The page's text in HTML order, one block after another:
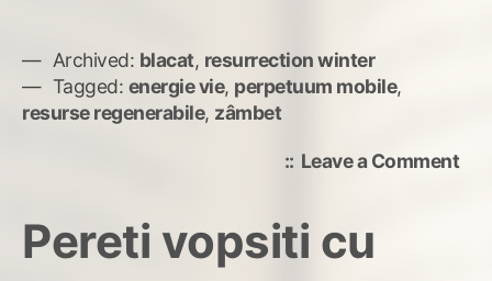
Archived: blacat, resurrection winter
Tagged: energie vie, perpetuum mobile,
resurse regenerabile, zâmbet
Leave a Commenton
Pereti vopsiti cu